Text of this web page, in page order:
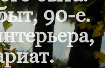
90-е.